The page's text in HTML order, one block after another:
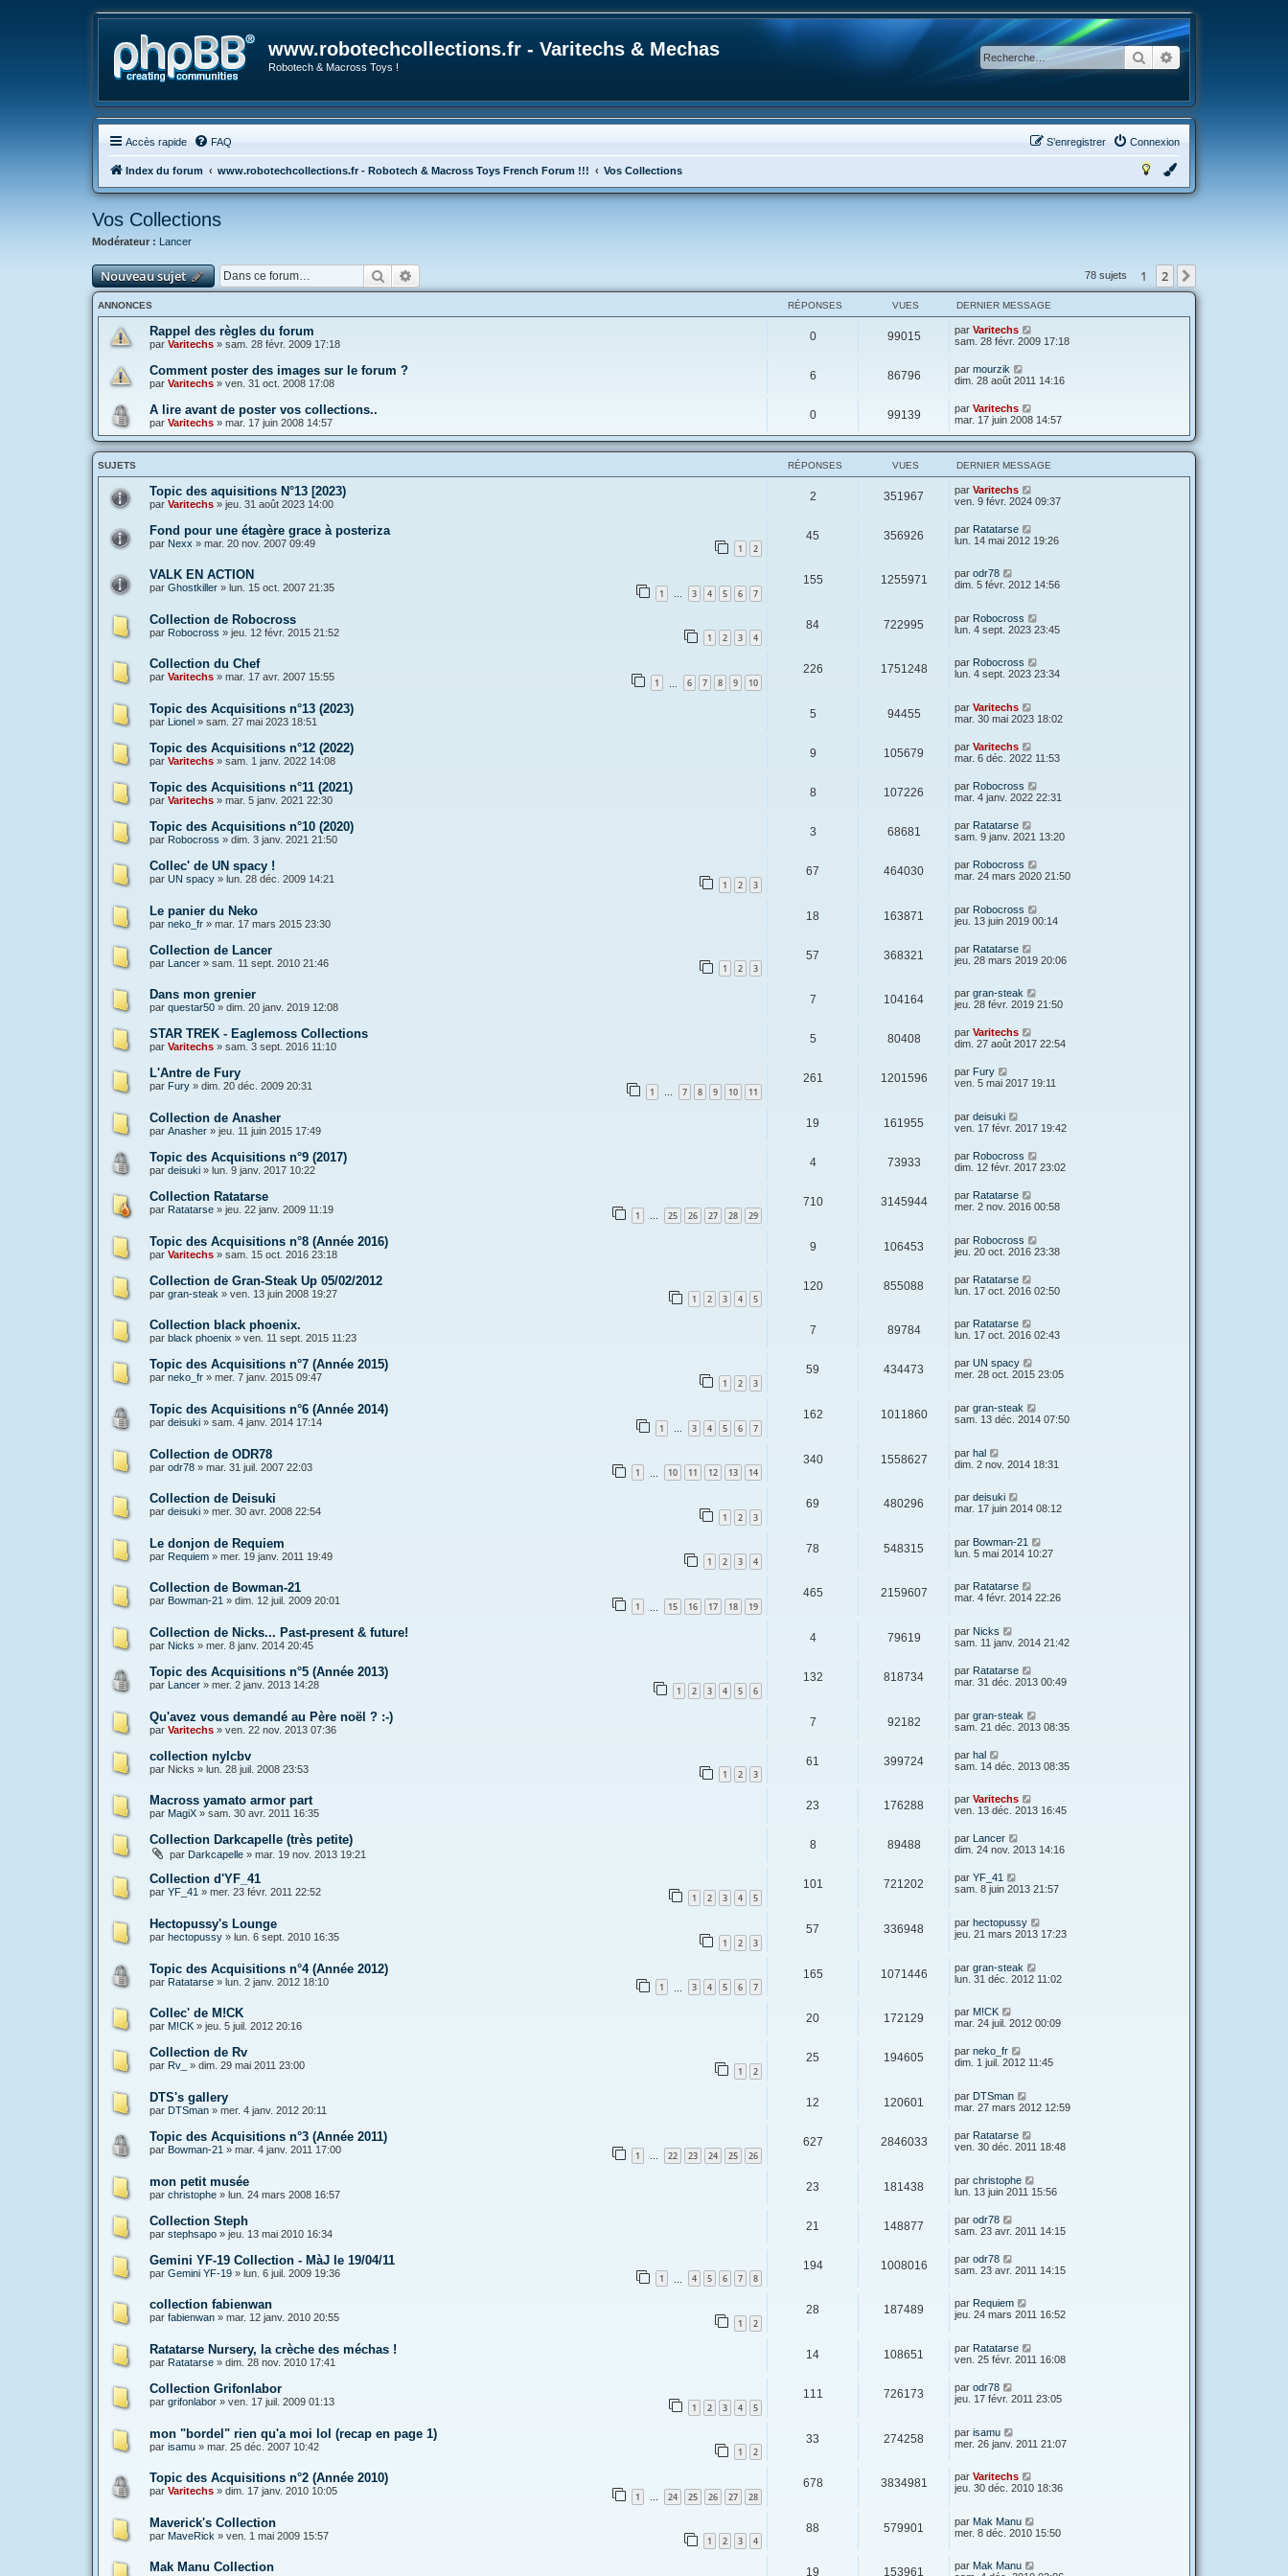
www.robotechcollections.fr - Varitechs & Mechas
Robotech & Macross Toys !
RechercherRecherche avancée
Accès rapide FAQ Connexion
S’enregistrer
Index du forum www.robotechcollections.fr - Robotech & Macross Toys French Forum !!! Vos Collections
Vos Collections
Modérateur : Lancer
Nouveau sujet Rechercher 78 sujets 1 2
ANNONCES RÉPONSES VUES DERNIER MESSAGE
Rappel des règles du forum
par Varitechs » sam. 28 févr. 2009 17:18
0 99015 par Varitechs
sam. 28 févr. 2009 17:18
Comment poster des images sur le forum ?
par Varitechs » ven. 31 oct. 2008 17:08
6 86796 par mourzik
dim. 28 août 2011 14:16
A lire avant de poster vos collections..
par Varitechs » mar. 17 juin 2008 14:57
0 99139 par Varitechs
mar. 17 juin 2008 14:57
SUJETS RÉPONSES VUES DERNIER MESSAGE
Topic des aquisitions N°13 [2023)
par Varitechs » jeu. 31 août 2023 14:00
2 351967 par Varitechs
ven. 9 févr. 2024 09:37
Fond pour une étagère grace à posteriza
par Nexx » mar. 20 nov. 2007 09:49 1 2
45 356926 par Ratatarse
lun. 14 mai 2012 19:26
VALK EN ACTION
par Ghostkiller » lun. 15 oct. 2007 21:35 1 … 3 4 5 6 7
155 1255971 par odr78
dim. 5 févr. 2012 14:56
Collection de Robocross
par Robocross » jeu. 12 févr. 2015 21:52 1 2 3 4
84 722995 par Robocross
lun. 4 sept. 2023 23:45
Collection du Chef
par Varitechs » mar. 17 avr. 2007 15:55 1 6 7 8 9 10
226 1751248 par Robocross
lun. 4 sept. 2023 23:34
Topic des Acquisitions n°13 (2023)
par Lionel » sam. 27 mai 2023 18:51
5 94455 par Varitechs
mar. 30 mai 2023 18:02
Topic des Acquisitions n°12 (2022)
par Varitechs » sam. 1 janv. 2022 14:08
9 105679 par Varitechs
mar. 6 déc. 2022 11:53
Topic des Acquisitions n°11 (2021)
par Varitechs » mar. 5 janv. 2021 22:30
8 107226 par Robocross
mar. 4 janv. 2022 22:31
Topic des Acquisitions n°10 (2020)
par Robocross » dim. 3 janv. 2021 21:50
3 68681 par Ratatarse
sam. 9 janv. 2021 13:20
Collec' de UN spacy !
par UN spacy » lun. 28 déc. 2009 14:21 1 2 3
67 464030 par Robocross
mar. 24 mars 2020 21:50
Le panier du Neko
par neko_fr » mar. 17 mars 2015 23:30
18 163871 par Robocross
jeu. 13 juin 2019 00:14
Collection de Lancer
par Lancer » sam. 11 sept. 2010 21:46 1 2 3
57 368321 par Ratatarse
jeu. 28 mars 2019 20:06
Dans mon grenier
par questar50 » dim. 20 janv. 2019 12:08
7 104164 par gran-steak
jeu. 28 févr. 2019 21:50
STAR TREK - Eaglemoss Collections
par Varitechs » sam. 3 sept. 2016 11:10
5 80408 par Varitechs
dim. 27 août 2017 22:54
L'Antre de Fury
par Fury » dim. 20 déc. 2009 20:31 1 … 7 8 9 10 11
261 1201596 par Fury
ven. 5 mai 2017 19:11
Collection de Anasher
par Anasher » jeu. 11 juin 2015 17:49
19 161955 par deisuki
ven. 17 févr. 2017 19:42
Topic des Acquisitions n°9 (2017)
par deisuki » lun. 9 janv. 2017 10:22
4 73933 par Robocross
dim. 12 févr. 2017 23:02
Collection Ratatarse
par Ratatarse » jeu. 22 janv. 2009 11:19 1 … 25 26 27 28 29
710 3145944 par Ratatarse
mer. 2 nov. 2016 00:58
Topic des Acquisitions n°8 (Année 2016)
par Varitechs » sam. 15 oct. 2016 23:18
9 106453 par Robocross
jeu. 20 oct. 2016 23:38
Collection de Gran-Steak Up 05/02/2012
par gran-steak » ven. 13 juin 2008 19:27 1 2 3 4 5
120 855088 par Ratatarse
lun. 17 oct. 2016 02:50
Collection black phoenix.
par black phoenix » ven. 11 sept. 2015 11:23
7 89784 par Ratatarse
lun. 17 oct. 2016 02:43
Topic des Acquisitions n°7 (Année 2015)
par neko_fr » mer. 7 janv. 2015 09:47 1 2 3
59 434473 par UN spacy
mer. 28 oct. 2015 23:05
Topic des Acquisitions n°6 (Année 2014)
par deisuki » sam. 4 janv. 2014 17:14 1 … 3 4 5 6 7
162 1011860 par gran-steak
sam. 13 déc. 2014 07:50
Collection de ODR78
par odr78 » mar. 31 juil. 2007 22:03 1 10 11 12 13 14
340 1558627 par hal
dim. 2 nov. 2014 18:31
Collection de Deisuki
par deisuki » mer. 30 avr. 2008 22:54 1 2 3
69 480296 par deisuki
mar. 17 juin 2014 08:12
Le donjon de Requiem
par Requiem » mer. 19 janv. 2011 19:49 1 2 3 4
78 548315 par Bowman-21
lun. 5 mai 2014 10:27
Collection de Bowman-21
par Bowman-21 » dim. 12 juil. 2009 20:01 1 15 16 17 18 19
465 2159607 par Ratatarse
mar. 4 févr. 2014 22:26
Collection de Nicks... Past-present & future!
par Nicks » mer. 8 janv. 2014 20:45
4 79619 par Nicks
sam. 11 janv. 2014 21:42
Topic des Acquisitions n°5 (Année 2013)
par Lancer » mer. 2 janv. 2013 14:28 1 2 3 4 5 6
132 818734 par Ratatarse
mar. 31 déc. 2013 00:49
Qu'avez vous demandé au Père noël ? :-)
par Varitechs » ven. 22 nov. 2013 07:36
7 92182 par gran-steak
sam. 21 déc. 2013 08:35
collection nylcbv
par Nicks » lun. 28 juil. 2008 23:53 1 2 3
61 399724 par hal
sam. 14 déc. 2013 08:35
Macross yamato armor part
par MagiX » sam. 30 avr. 2011 16:35
23 176288 par Varitechs
ven. 13 déc. 2013 16:45
Collection Darkcapelle (très petite)
par Darkcapelle » mar. 19 nov. 2013 19:21
8 89488 par
Lancer
dim. 24 nov. 2013 14:16
Collection d'YF_41
par YF_41 » mer. 23 févr. 2011 22:52 1 2 3 4 5
101 721202 par YF_41
sam. 8 juin 2013 21:57
Hectopussy's Lounge
par hectopussy » lun. 6 sept. 2010 16:35 1 2 3
57 336948 par hectopussy
jeu. 21 mars 2013 17:23
Topic des Acquisitions n°4 (Année 2012)
par Ratatarse » lun. 2 janv. 2012 18:10 1 3 4 5 6 7
165 1071446 par gran-steak
lun. 31 déc. 2012 11:02
Collec' de M!CK
par M!CK » jeu. 5 juil. 2012 20:16
20 172129 par M!CK
mar. 24 juil. 2012 00:09
Collection de Rv
par Rv_ » dim. 29 mai 2011 23:00 1 2
25 194605 par neko_fr
dim. 1 juil. 2012 11:45
DTS's gallery
par DTSman » mer. 4 janv. 2012 20:11
12 120601 par DTSman
mar. 27 mars 2012 12:59
Topic des Acquisitions n°3 (Année 2011)
par Bowman-21 » mar. 4 janv. 2011 17:00 1 … 22 23 24 25 26
627 2846033 par Ratatarse
ven. 30 déc. 2011 18:48
mon petit musée
par christophe » lun. 24 mars 2008 16:57
23 181438 par christophe
lun. 13 juin 2011 15:56
Collection Steph
par stephsapo » jeu. 13 mai 2010 16:34
21 148877 par odr78
sam. 23 avr. 2011 14:15
Gemini YF-19 Collection - MàJ le 19/04/11
par Gemini YF-19 » lun. 6 juil. 2009 19:36 1 4 5 6 7 8
194 1008016 par odr78
sam. 23 avr. 2011 14:15
collection fabienwan
par fabienwan » mar. 12 janv. 2010 20:55 1 2
28 187489 par Requiem
jeu. 24 mars 2011 16:52
Ratatarse Nursery, la crèche des méchas !
par Ratatarse » dim. 28 nov. 2010 17:41
14 108651 par Ratatarse
ven. 25 févr. 2011 16:08
Collection Grifonlabor
par grifonlabor » ven. 17 juil. 2009 01:13 1 2 3 4 5
111 726173 par odr78
jeu. 17 févr. 2011 23:05
mon "bordel" rien qu'a moi lol (recap en page 1)
par isamu » mar. 25 déc. 2007 10:42 1 2
33 274258 par isamu
mer. 26 janv. 2011 21:07
Topic des Acquisitions n°2 (Année 2010)
par Varitechs » dim. 17 janv. 2010 10:05 1 … 24 25 26 27 28
678 3834981 par Varitechs
jeu. 30 déc. 2010 18:36
Maverick's Collection
par MaveRick » ven. 1 mai 2009 15:57 1 2 3 4
88 579901 par Mak Manu
mer. 8 déc. 2010 15:50
Mak Manu Collection 19 153961 par Mak Manu